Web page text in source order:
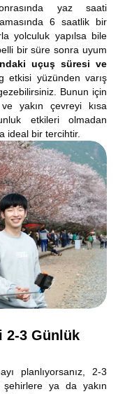
yaz saati
6 saatlik bir
yolculuk yapılsa bile
bir süre sonra uyum
uçuş süresi ve
etkisi yüzünden varış
Bunun için
yakın çevreyi kısa
etkileri olmadan
ideal bir tercihtir.
2-3 Günlük
planlıyorsanız, 2-3
ya da yakın